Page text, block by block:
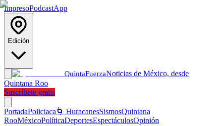
ImpresoPodcastApp
Edición
QuintaFuerzaNoticias de México, desde
Quintana Roo
Suscríbete gratis
PortadaPoliciaca 🌀 HuracanesSismosQuintana
RooMéxicoPolíticaDeportesEspectáculosOpinión